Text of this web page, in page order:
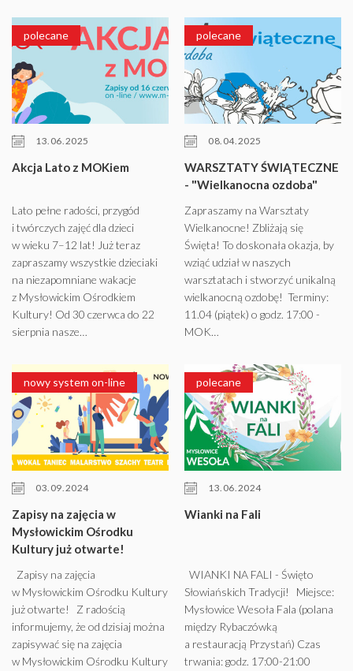
polecane
13.06.2025
Akcja Lato z MOKiem
Lato pełne radości, przygód
i twórczych zajęć dla dzieci
w wieku 7–12 lat! Już teraz
zapraszamy wszystkie dzieciaki
na niezapomniane wakacje
z Mysłowickim Ośrodkiem
Kultury! Od 30 czerwca do 22
sierpnia nasze…
polecane
08.04.2025
WARSZTATY ŚWIĄTECZNE
- "Wielkanocna ozdoba"
Zapraszamy na Warsztaty
Wielkanocne! Zbliżają się
Święta! To doskonała okazja, by
wziąć udział w naszych
warsztatach i stworzyć unikalną
wielkanocną ozdobę! Terminy:
11.04 (piątek) o godz. 17:00 -
MOK…
nowy system on-line
03.09.2024
Zapisy na zajęcia w
Mysłowickim Ośrodku
Kultury już otwarte!
Zapisy na zajęcia
w Mysłowickim Ośrodku Kultury
już otwarte! Z radością
informujemy, że od dzisiaj można
zapisywać się na zajęcia
w Mysłowickim Ośrodku Kultury
polecane
13.06.2024
Wianki na Fali
WIANKI NA FALI - Święto
Słowiańskich Tradycji! Miejsce:
Mysłowice Wesoła Fala (polana
między Rybaczówką
a restauracją Przystań) Czas
trwania: godz. 17:00-21:00